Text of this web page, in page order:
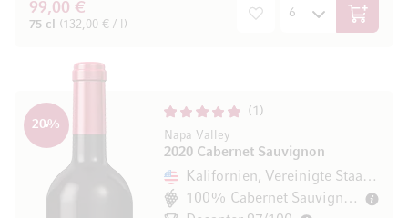
99,00 €
75 cl (132,00 € / l) In den
1
Napa Valley
2020 Cabernet Sauvignon
20%
Kalifornien, Vereinigte Staaten
100% Cabernet Sauvignon